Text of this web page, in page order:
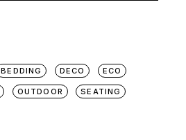
BEDDING DECO ECO
OUTDOOR SEATING